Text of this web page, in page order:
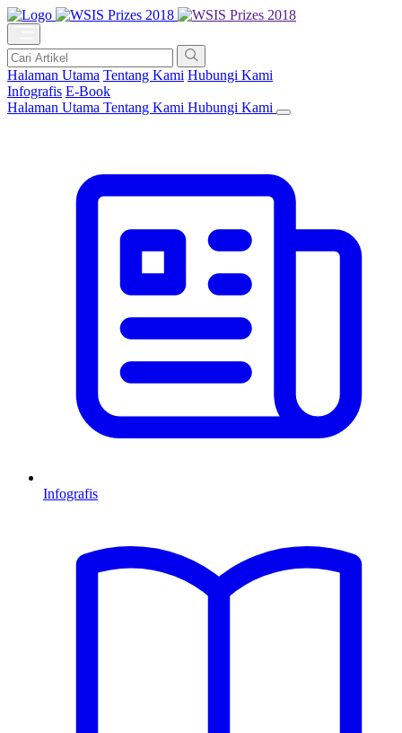
Halaman Utama Tentang Kami Hubungi Kami
Infografis E-Book
Halaman Utama Tentang Kami Hubungi Kami
Infografis